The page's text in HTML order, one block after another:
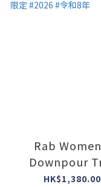
和8年
Rab
Downpour
LightHK$1,380.00